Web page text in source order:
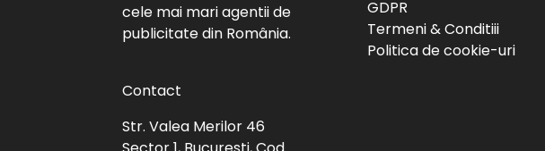
cele mai mari agentii de
publicitate din România.
Contact
Str. Valea Merilor 46
GDPR
Termeni & Conditiii
Politica de cookie-uri